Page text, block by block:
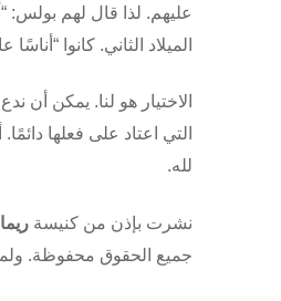
عليهم. لذا قال لهم بولس:
الميلاد الثاني. كانوا
الاختيار هو لنا. يمكن أن
التي اعتاد على فعلها
لله.
نشرت بإذن من كنيسة ريما
جميع الحقوق محفوظة.